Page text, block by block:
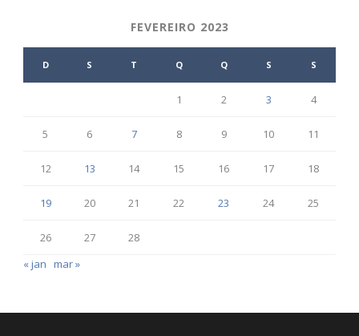
FEVEREIRO 2023
D S T Q Q S S
1 2 3 4
5 6 7 8 9 10 11
12 13 14 15 16 17 18
19 20 21 22 23 24 25
26 27
28
« jan mar »